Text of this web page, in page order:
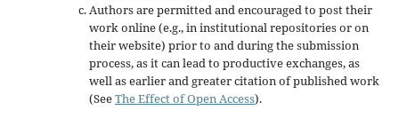
Authors are permitted and encouraged to post their
work online (e.g., in institutional repositories or on
their website) prior to and during the submission
process, as it can lead to productive exchanges, as
well as earlier and greater citation of published work
(SeeThe Effect of Open Access).